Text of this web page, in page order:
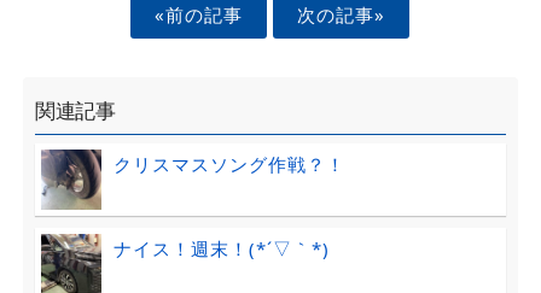
«前の記事 次の記事»
関連記事
クリスマスソング作戦？！
ナイス！週末！(*´▽｀*)